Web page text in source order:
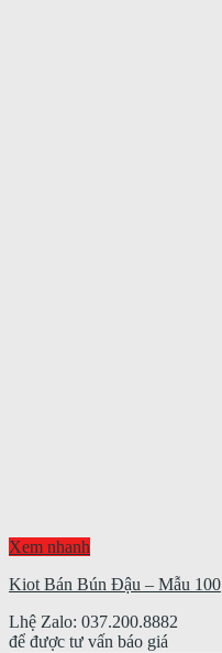
Xem nhanh
Kiot Bán Bún Đậu – Mẫu 100
Lhệ Zalo: 037.200.8882
để được tư vấn báo giá